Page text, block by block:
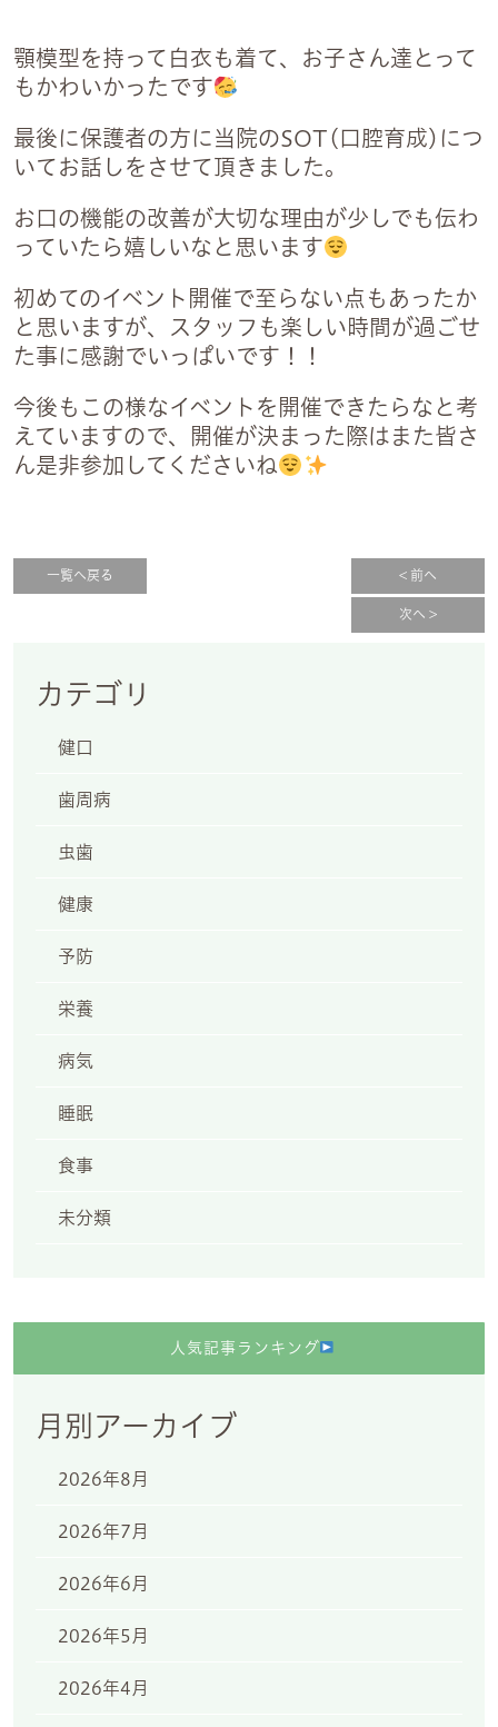
顎模型を持って白衣も着て、お子さん達とって
もかわいかったです
最後に保護者の方に当院のSOT(口腔育成)につ
いてお話しをさせて頂きました。
お口の機能の改善が大切な理由が少しでも伝わ
っていたら嬉しいなと思います
初めてのイベント開催で至らない点もあったか
と思いますが、スタッフも楽しい時間が過ごせ
た事に感謝でいっぱいです！！
今後もこの様なイベントを開催できたらなと考
えていますので、開催が決まった際はまた皆さ
ん是非参加してくださいね
一覧へ戻る < 前へ
次へ >
カテゴリ
健口
歯周病
虫歯
健康
予防
栄養
病気
睡眠
食事
未分類
人気記事ランキング
月別アーカイブ
2026年8月
2026年7月
2026年6月
2026年5月
2026年4月
日